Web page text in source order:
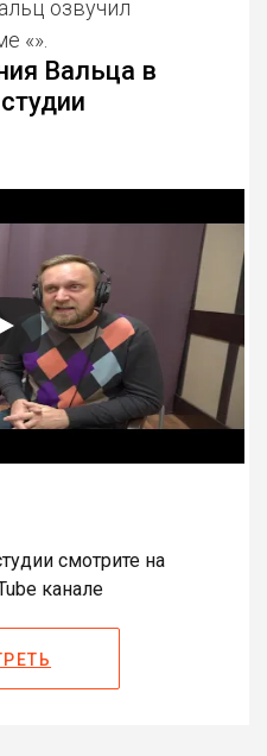
озвучил
«».
Вальца в
смотрите на
канале